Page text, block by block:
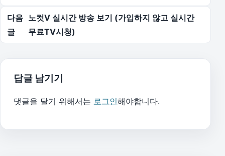
다음
글
노컷V 실시간 방송 보기 (가입하지 않고 실시간
무료TV시청)
답글 남기기
댓글을 달기 위해서는 로그인해야합니다.